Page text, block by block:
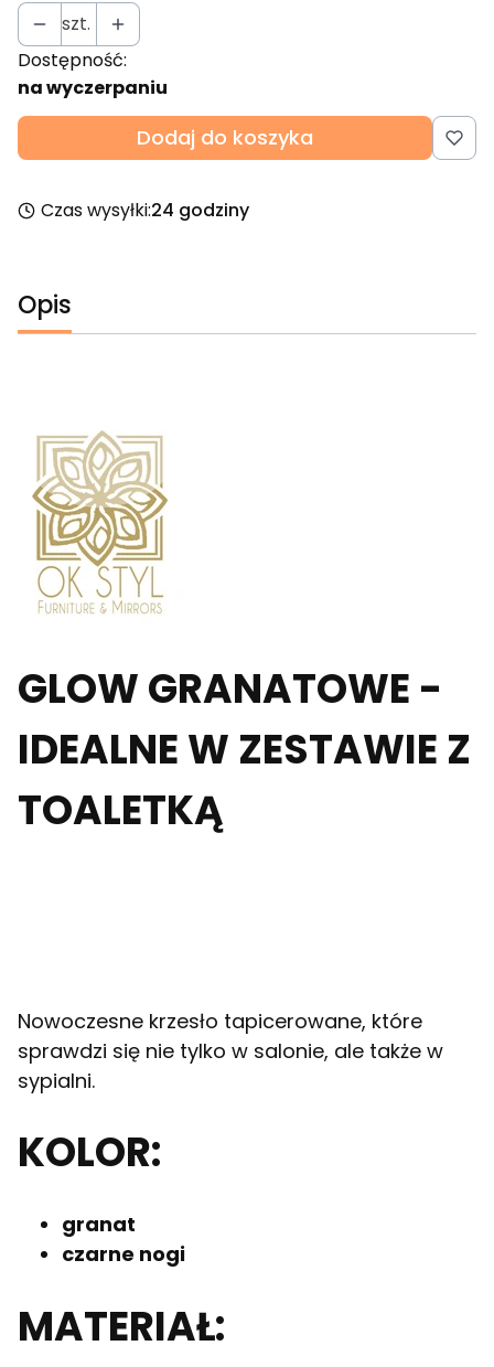
szt.
Dostępność:
na wyczerpaniu
Dodaj do koszyka
Czas wysyłki:24 godziny
Opis
GLOW GRANATOWE -
IDEALNE W ZESTAWIE Z
TOALETKĄ
Nowoczesne krzesło tapicerowane, które
sprawdzi się nie tylko w salonie, ale także w
sypialni.
KOLOR:
granat
czarne nogi
MATERIAŁ: